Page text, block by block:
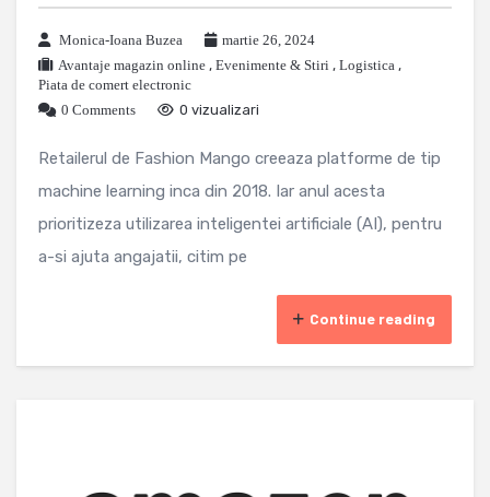
Monica-Ioana Buzea
martie 26, 2024
Avantaje magazin online , Evenimente & Stiri , Logistica ,
Piata de comert electronic
0 Comments
0 vizualizari
Retailerul de Fashion Mango creeaza platforme de tip
machine learning inca din 2018. Iar anul acesta
prioritizeza utilizarea inteligentei artificiale (AI), pentru
a-si ajuta angajatii, citim pe
Continue reading